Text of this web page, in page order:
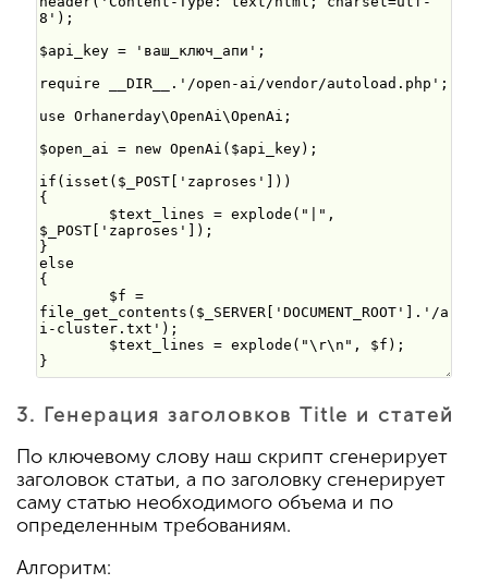
3. Генерация заголовков Title и статей
По ключевому слову наш скрипт сгенерирует
заголовок статьи, а по заголовку сгенерирует
саму статью необходимого объема и по
определенным требованиям.
Алгоритм: